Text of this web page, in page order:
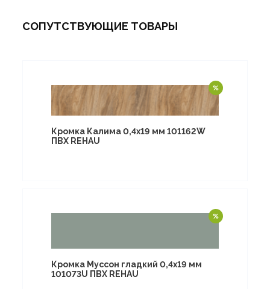
СОПУТСТВУЮЩИЕ ТОВАРЫ
Кромка Калима 0,4х19 мм 101162W
ПВХ REHAU
Кромка Муссон гладкий 0,4х19 мм
101073U ПВХ REHAU